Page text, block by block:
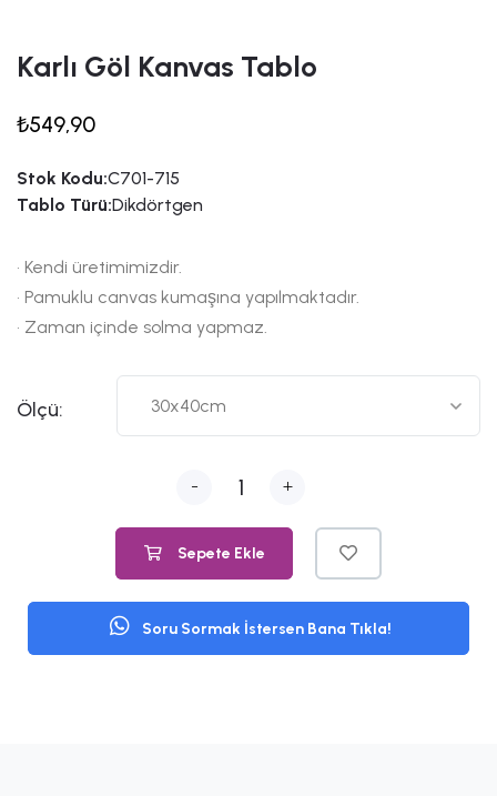
Karlı Göl Kanvas Tablo
₺549,90
Stok Kodu:C701-715
Tablo Türü:Dikdörtgen
• Kendi üretimimizdir.
• Pamuklu canvas kumaşına yapılmaktadır.
• Zaman içinde solma yapmaz.
Ölçü:
- +
Sepete Ekle
Soru Sormak İstersen Bana Tıkla!